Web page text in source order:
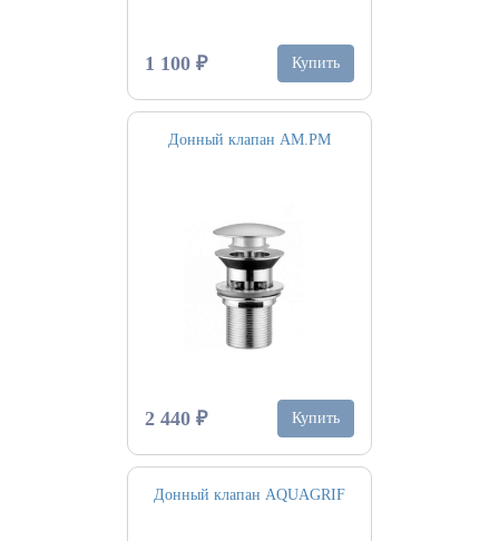
1 100 ₽ Купить
Донный клапан AM.PM
2 440 ₽ Купить
Донный клапан AQUAGRIF